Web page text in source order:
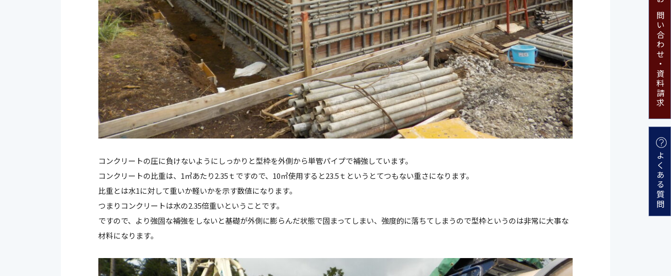
コンクリートの圧に負けないようにしっかりと型枠を外側から単管パイプで補強しています。
コンクリートの比重は、1㎥あたり2.35ｔですので、10㎥使用すると23.5ｔというとてつもない重さになります。
比重とは水1に対して重いか軽いかを示す数値になります。
つまりコンクリートは水の2.35倍重いということです。
ですので、より強固な補強をしないと基礎が外側に膨らんだ状態で固まってしまい、強度的に落ちてしまうので型枠というのは非常に大事な
材料になります。
お問い合わせ・
資料請求
よくある質問